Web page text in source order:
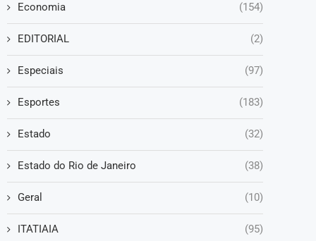
Economia (154)
EDITORIAL (2)
Especiais (97)
Esportes (183)
Estado (32)
Estado do Rio de Janeiro (38)
Geral (10)
ITATIAIA (95)